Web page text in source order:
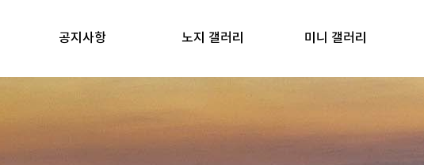
공지사항 노지 갤러리 미니 갤러리